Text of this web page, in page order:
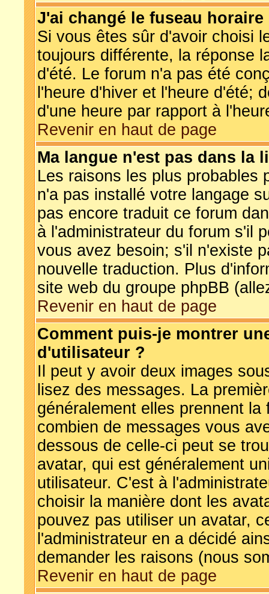
J'ai changé le fuseau
Si vous êtes sûr d'avoir choisi
toujours différente, la réponse
d'été. Le forum n'a pas été
l'heure d'hiver et l'heure d'été;
d'une heure par rapport à
Revenir en haut de page
Ma langue n'est pas dans la
Les raisons les plus probables
n'a pas installé votre langage
pas encore traduit ce forum
à l'administrateur du forum s'il
vous avez besoin; s'il n'existe
nouvelle traduction. Plus
site web du groupe phpBB
Revenir en haut de page
Comment puis-je montrer
d'utilisateur ?
Il peut y avoir deux images
lisez des messages. La
généralement elles prennent
combien de messages vous
dessous de celle-ci peut se
avatar, qui est généralement
utilisateur. C'est à
choisir la manière dont les
pouvez pas utiliser un avatar,
l'administrateur en a décidé
demander les raisons (nous
Revenir en haut de page